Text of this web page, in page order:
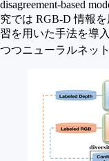
disagreement-based
究では RGB-D 情報
習を用いた手法を導
つつニューラルネッ